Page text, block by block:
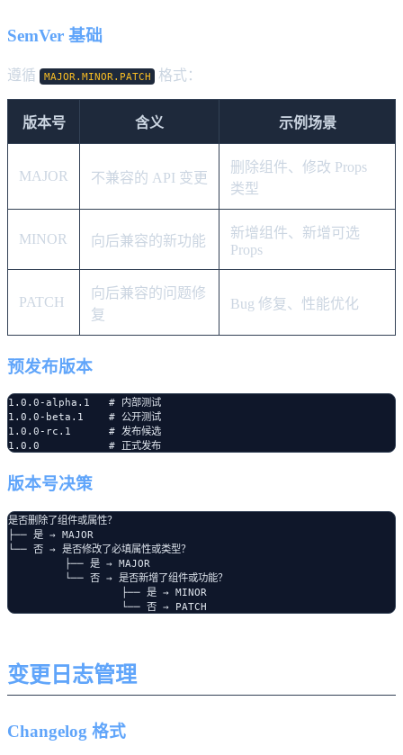
SemVer 基础
遵循 MAJOR.MINOR.PATCH 格式：
版本号 含义 示例场景
MAJOR 不兼容的 API 变更
删除组件、修改 Props
类型
MINOR 向后兼容的新功能
新增组件、新增可选
Props
PATCH
向后兼容的问题修
复
Bug 修复、性能优化
预发布版本
1.0.0-alpha.1   # 内部测试
1.0.0-beta.1    # 公开测试
1.0.0-rc.1      # 发布候选
版本号决策
是否删除了组件或属性？
├── 是 → MAJOR
└── 否 → 是否修改了必填属性或类型？
         ├── 是 → MAJOR
         └── 否 → 是否新增了组件或功能？
                  ├── 是 → MINOR
变更日志管理
Changelog 格式